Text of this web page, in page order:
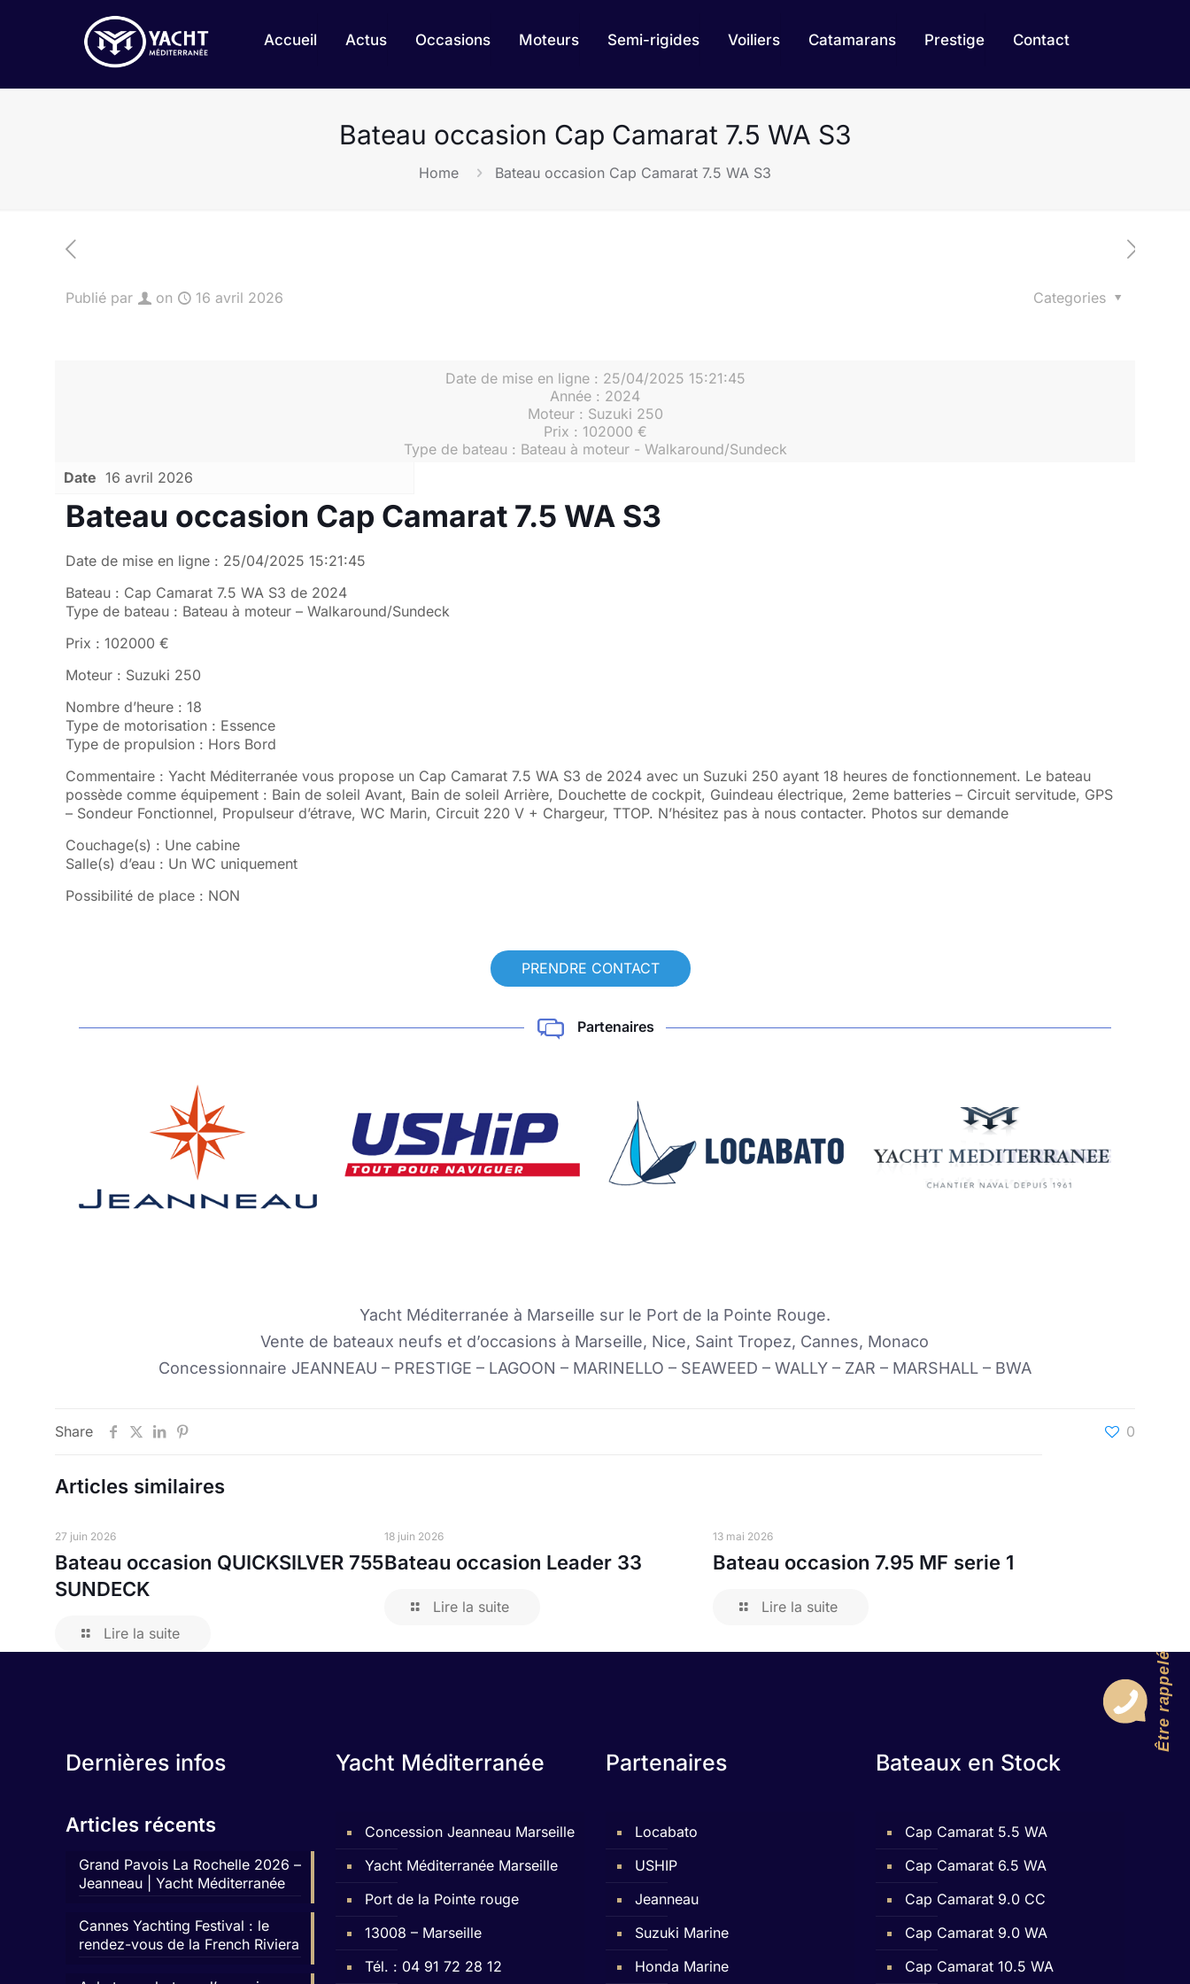
Accueil Actus Occasions Moteurs Semi-rigides Voiliers Catamarans Prestige Contact
Bateau occasion Cap Camarat 7.5 WA S3
Home Bateau occasion Cap Camarat 7.5 WA S3
Publié par on 16 avril 2026 Categories
Date de mise en ligne : 25/04/2025 15:21:45
Année : 2024
Moteur : Suzuki 250
Prix : 102000 €
Type de bateau : Bateau à moteur - Walkaround/Sundeck
Date 16 avril 2026
Bateau occasion Cap Camarat 7.5 WA S3
Date de mise en ligne : 25/04/2025 15:21:45
Bateau : Cap Camarat 7.5 WA S3 de 2024
Type de bateau : Bateau à moteur – Walkaround/Sundeck
Prix : 102000 €
Moteur : Suzuki 250
Nombre d’heure : 18
Type de motorisation : Essence
Type de propulsion : Hors Bord
Commentaire : Yacht Méditerranée vous propose un Cap Camarat 7.5 WA S3 de 2024 avec un Suzuki 250 ayant 18 heures de fonctionnement. Le bateau
possède comme équipement : Bain de soleil Avant, Bain de soleil Arrière, Douchette de cockpit, Guindeau électrique, 2eme batteries – Circuit servitude, GPS
– Sondeur Fonctionnel, Propulseur d’étrave, WC Marin, Circuit 220 V + Chargeur, TTOP. N’hésitez pas à nous contacter. Photos sur demande
Couchage(s) : Une cabine
Salle(s) d’eau : Un WC uniquement
Possibilité de place : NON
PRENDRE CONTACT
Partenaires
Yacht Méditerranée à Marseille sur le Port de la Pointe Rouge.
Vente de bateaux neufs et d’occasions à Marseille, Nice, Saint Tropez, Cannes, Monaco
Concessionnaire JEANNEAU – PRESTIGE – LAGOON – MARINELLO – SEAWEED – WALLY – ZAR – MARSHALL – BWA
Share 0
Articles similaires
27 juin 2026
Bateau occasion QUICKSILVER 755
SUNDECK
Lire la suite
18 juin 2026
Bateau occasion Leader 33
Lire la suite
13 mai 2026
Bateau occasion 7.95 MF serie 1
Lire la suite
Dernières infos
Articles récents
Grand Pavois La Rochelle 2026 –
Jeanneau | Yacht Méditerranée
Cannes Yachting Festival : le
rendez-vous de la French Riviera
Yacht Méditerranée
Concession Jeanneau Marseille
Yacht Méditerranée Marseille
Port de la Pointe rouge
13008 – Marseille
Tél. : 04 91 72 28 12
Partenaires
Locabato
USHIP
Jeanneau
Suzuki Marine
Honda Marine
Bateaux en Stock
Cap Camarat 5.5 WA
Cap Camarat 6.5 WA
Cap Camarat 9.0 CC
Cap Camarat 9.0 WA
Cap Camarat 10.5 WA
Être rappelé